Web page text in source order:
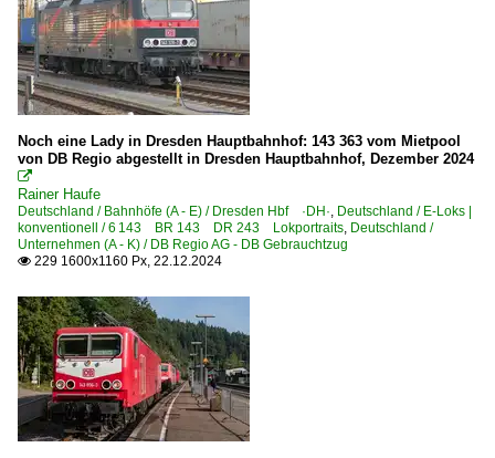
0 642 BR 642 ·Desiro· Private
0 646 BR 646 · 946 ·GTW 2/6·
0 648 BR 648 ·Coradia Lint 41·
0 650 BR 650 ·RS1·
Dieseltriebzüge | bis 1970 und Altbautriebzüge
DB VT 98 · BR 796/996 · BR 798/998 Uerdinger
E-Loks | Altbau
E 18 BR 118 · DR 218
E 94 BR 194 · DR 254
E-Loks | Drehstrom | 91 80
6 101 BR 101 Lokportraits
6 120 BR 120.1
Noch eine Lady in Dresden Hauptbahnhof: 143 363 vom Mietpool
von DB Regio abgestellt in Dresden Hauptbahnhof, Dezember 2024

Rainer Haufe
Deutschland / Bahnhöfe (A - E) / Dresden Hbf ·DH·, Deutschland / E-Loks |
konventionell / 6 143 BR 143 DR 243 Lokportraits, Deutschland /
Unternehmen (A - K) / DB Regio AG - DB Gebrauchtzug
 229 1600x1160 Px, 22.12.2024